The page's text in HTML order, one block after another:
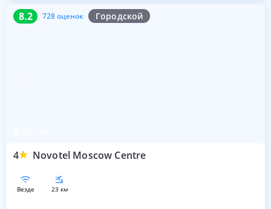
8.2 728 оценок Городской
4 Novotel Moscow Centre
8.2 728 оценок
везде 23 км